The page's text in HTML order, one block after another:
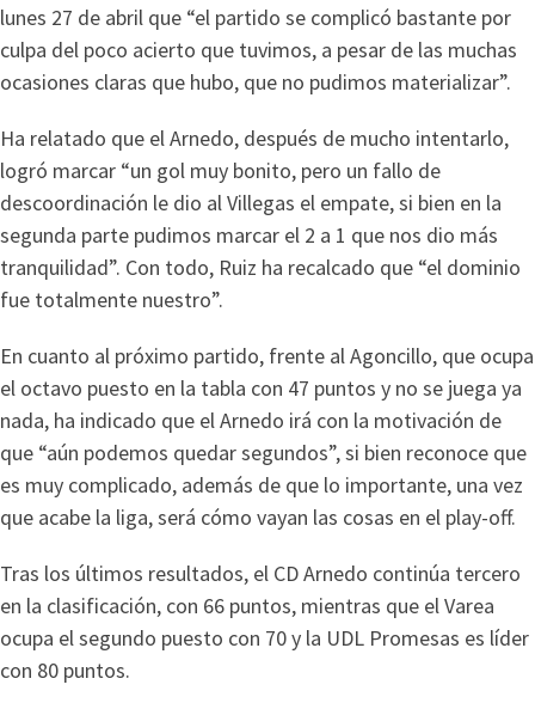
lunes 27 de abril que “el partido se complicó bastante por
culpa del poco acierto que tuvimos, a pesar de las muchas
ocasiones claras que hubo, que no pudimos materializar”.
Ha relatado que el Arnedo, después de mucho intentarlo,
logró marcar “un gol muy bonito, pero un fallo de
descoordinación le dio al Villegas el empate, si bien en la
segunda parte pudimos marcar el 2 a 1 que nos dio más
tranquilidad”. Con todo, Ruiz ha recalcado que “el dominio
fue totalmente nuestro”.
En cuanto al próximo partido, frente al Agoncillo, que ocupa
el octavo puesto en la tabla con 47 puntos y no se juega ya
nada, ha indicado que el Arnedo irá con la motivación de
que “aún podemos quedar segundos”, si bien reconoce que
es muy complicado, además de que lo importante, una vez
que acabe la liga, será cómo vayan las cosas en el play-off.
Tras los últimos resultados, el CD Arnedo continúa tercero
en la clasificación, con 66 puntos, mientras que el Varea
ocupa el segundo puesto con 70 y la UDL Promesas es líder
con 80 puntos.